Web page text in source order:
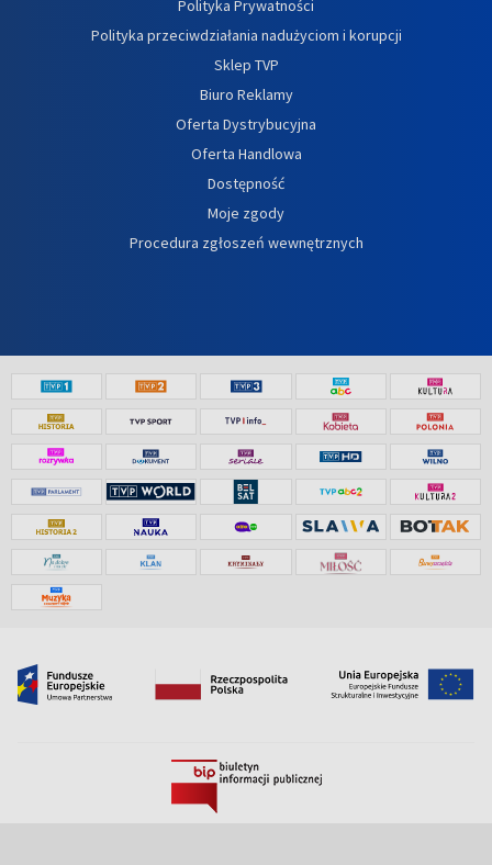
Polityka Prywatności
Polityka przeciwdziałania nadużyciom i korupcji
Sklep TVP
Biuro Reklamy
Oferta Dystrybucyjna
Oferta Handlowa
Dostępność
Moje zgody
Procedura zgłoszeń wewnętrznych